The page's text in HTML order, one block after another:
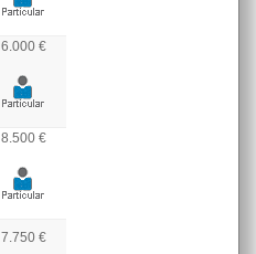
6.000 €
8.500 €
7.750 €